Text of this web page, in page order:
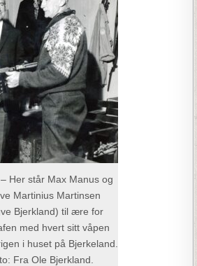
Her står Max Manus og
Martinius Martinsen
Bjerkland) til ære for
med hvert sitt våpen
i huset på Bjerkeland.
Fra Ole Bjerkland.